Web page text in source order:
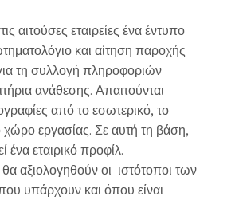
αιτούσες εταιρείες ένα έντυπο
και αίτηση παροχής
τη συλλογή πληροφοριών
ανάθεσης. Απαιτούνται
από το εσωτερικό, το
χώρο εργασίας. Σε αυτή τη βάση,
ένα εταιρικό προφίλ.
αξιολογηθούν οι ιστότοποι των
υπάρχουν και όπου είναι